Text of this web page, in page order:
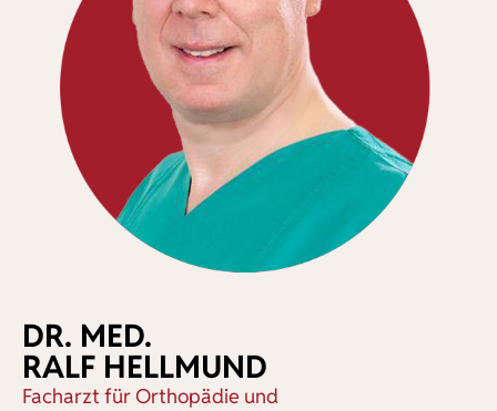
DR. MED.
RALF HELLMUND
Facharzt für Orthopädie und